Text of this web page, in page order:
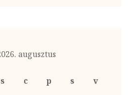
augusztus
s c p s v